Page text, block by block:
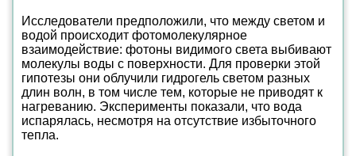
Исследователи предположили, что между светом и
водой происходит фотомолекулярное
взаимодействие: фотоны видимого света выбивают
молекулы воды с поверхности. Для проверки этой
гипотезы они облучили гидрогель светом разных
длин волн, в том числе тем, которые не приводят к
нагреванию. Эксперименты показали, что вода
испарялась, несмотря на отсутствие избыточного
тепла.